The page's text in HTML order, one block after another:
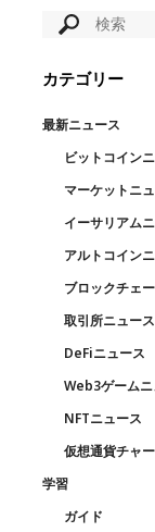
カテゴリー
最新ニュース
ビットコイン
マーケットニ
イーサリアム
アルトコイン
ブロックチェ
取引所ニュース
DeFiニュース
Web3ゲームニ
NFTニュース
仮想通貨チャ
学習
ガイド